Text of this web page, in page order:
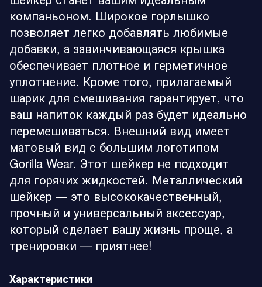
компаньоном. Широкое горлышко
позволяет легко добавлять любимые
добавки, а завинчивающаяся крышка
обеспечивает плотное и герметичное
уплотнение. Кроме того, прилагаемый
шарик для смешивания гарантирует, что
ваш напиток каждый раз будет идеально
перемешиваться. Внешний вид имеет
матовый вид с большим логотипом
Gorilla Wear. Этот шейкер не подходит
для горячих жидкостей. Металлический
шейкер — это высококачественный,
прочный и универсальный аксессуар,
который сделает вашу жизнь проще, а
тренировки — приятнее!
Характеристики